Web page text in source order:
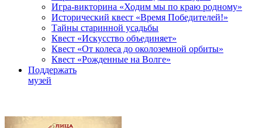
Игра-викторина «Ходим мы по краю родному»
Исторический квест «Время Победителей!»
Тайны старинной усадьбы
Квест «Искусство объединяет»
Квест «От колеса до околоземной орбиты»
Квест «Рожденные на Волге»
Поддержать
музей